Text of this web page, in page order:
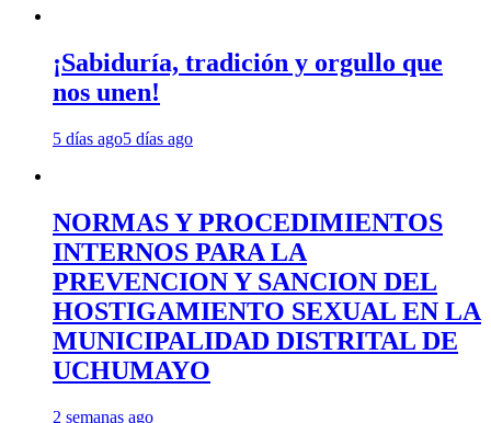
¡Sabiduría, tradición y orgullo que
nos unen!
5 días ago5 días ago
NORMAS Y PROCEDIMIENTOS
INTERNOS PARA LA
PREVENCION Y SANCION DEL
HOSTIGAMIENTO SEXUAL EN LA
MUNICIPALIDAD DISTRITAL DE
UCHUMAYO
2 semanas ago